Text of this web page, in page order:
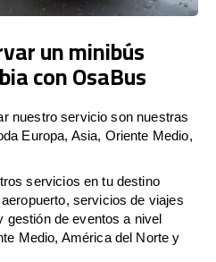
un minibús
con OsaBus
nuestro servicio son nuestras
Europa, Asia, Oriente Medio,
servicios en tu destino
servicios de viajes
gestión de eventos a nivel
Medio, América del Norte y